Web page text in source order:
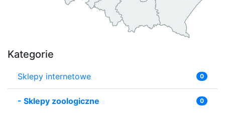
Kategorie
Sklepy internetowe 0
- Sklepy zoologiczne 0